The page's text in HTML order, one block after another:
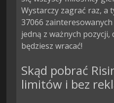
Wystarczy zagrać raz, a
37066
jedną z ważnych
będziesz wracać!
Skąd pobrać
limitów i bez